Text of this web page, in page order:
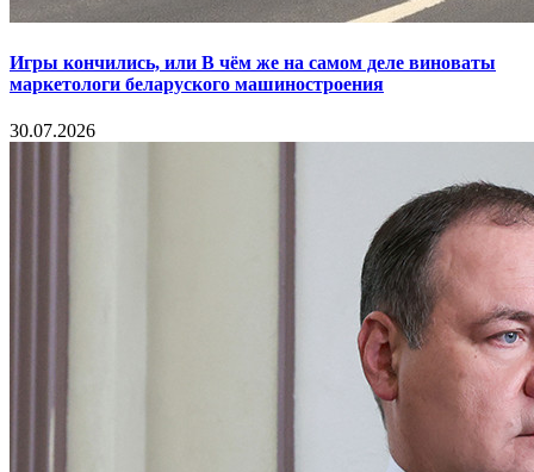
Игры кончились, или В чём же на самом деле виноваты
маркетологи беларуского машиностроения
30.07.2026